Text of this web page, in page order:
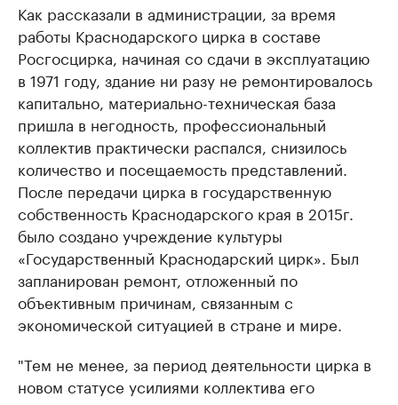
Как рассказали в администрации, за время
работы Краснодарского цирка в составе
Росгосцирка, начиная со сдачи в эксплуатацию
в 1971 году, здание ни разу не ремонтировалось
капитально, материально-техническая база
пришла в негодность, профессиональный
коллектив практически распался, снизилось
количество и посещаемость представлений.
После передачи цирка в государственную
собственность Краснодарского края в 2015г.
было создано учреждение культуры
«Государственный Краснодарский цирк». Был
запланирован ремонт, отложенный по
объективным причинам, связанным с
экономической ситуацией в стране и мире.
"Тем не менее, за период деятельности цирка в
новом статусе усилиями коллектива его